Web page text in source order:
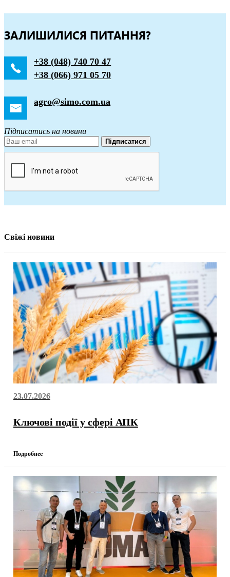
ЗАЛИШИЛИСЯ ПИТАННЯ?
+38 (048) 740 70 47
+38 (066) 971 05 70
agro@simo.com.ua
Підписатись на новини
Підписатися
Свіжі новини
23.07.2026
Ключові події у сфері АПК
Подробнее